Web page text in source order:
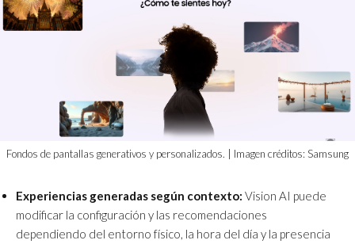
Fondos de pantallas generativos y personalizados. | Imagen créditos: Samsung
Experiencias generadas según contexto: Vision AI puede
modificar la configuración y las recomendaciones
dependiendo del entorno físico, la hora del día y la presencia